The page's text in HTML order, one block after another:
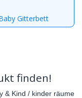
Gitterbett
finden!
& Kind / kinder räume